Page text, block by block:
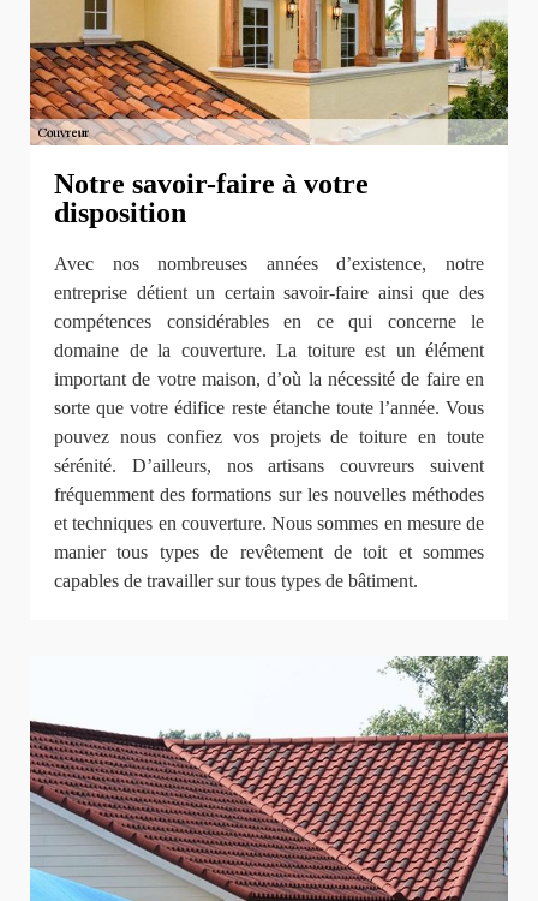
Notre savoir-faire à votre
disposition
Avec nos nombreuses années d’existence, notre
entreprise détient un certain savoir-faire ainsi que des
compétences considérables en ce qui concerne le
domaine de la couverture. La toiture est un élément
important de votre maison, d’où la nécessité de faire en
sorte que votre édifice reste étanche toute l’année. Vous
pouvez nous confiez vos projets de toiture en toute
sérénité. D’ailleurs, nos artisans couvreurs suivent
fréquemment des formations sur les nouvelles méthodes
et techniques en couverture. Nous sommes en mesure de
manier tous types de revêtement de toit et sommes
capables de travailler sur tous types de bâtiment.